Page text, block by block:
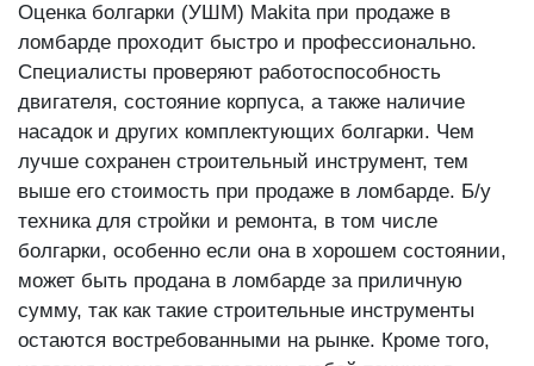
Оценка болгарки (УШМ) Makita при продаже в
ломбарде проходит быстро и профессионально.
Специалисты проверяют работоспособность
двигателя, состояние корпуса, а также наличие
насадок и других комплектующих болгарки. Чем
лучше сохранен строительный инструмент, тем
выше его стоимость при продаже в ломбарде. Б/у
техника для стройки и ремонта, в том числе
болгарки, особенно если она в хорошем состоянии,
может быть продана в ломбарде за приличную
сумму, так как такие строительные инструменты
остаются востребованными на рынке. Кроме того,